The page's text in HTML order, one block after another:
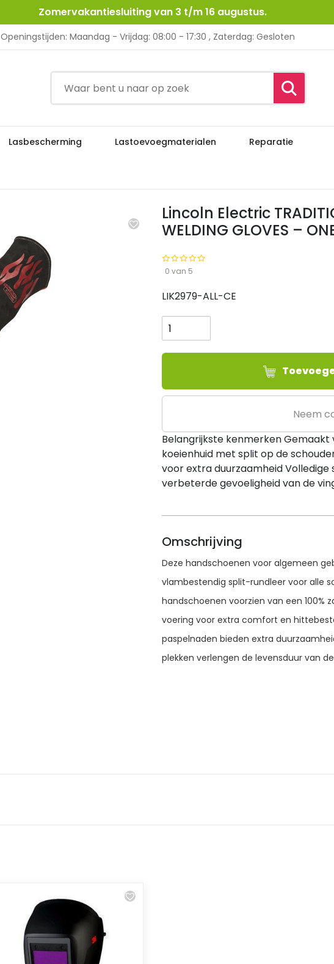
Zomervakantiesluiting van 3 t/m 16 augustus.
Openingstijden: Maandag - Vrijdag: 08:00 - 17:30 , Zaterdag: Gesloten
Lasbescherming Lastoevoegmaterialen Reparatie
Lashandschoenen Lincoln Electric TRADITIONAL MIG/STICK
Lincoln Electric
WELDING GLOVES –
0 van 5
LIK2979-ALL-CE
Electric
TRADITIONAL
MIG/STICK
GLOVES
-
SIZE
aantal
Neem
Belangrijkste kenmerken
koeienhuid met split op de
voor extra duurzaamheid
verbeterde gevoeligheid van de
Omschrijving
Deze handschoenen voor algemeen
vlambestendig split-rundleer voor alle
handschoenen voorzien van een 100%
voering voor extra comfort en
paspelnaden bieden extra
plekken verlengen de levensduur van